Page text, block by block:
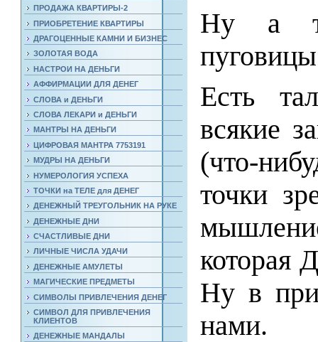
ПРОДАЖА КВАРТИРЫ-2
ПРИОБРЕТЕНИЕ КВАРТИРЫ
ДРАГОЦЕННЫЕ КАМНИ И БИЗНЕС
ЗОЛОТАЯ ВОДА
НАСТРОИ НА ДЕНЬГИ
АФФИРМАЦИИ ДЛЯ ДЕНЕГ
СЛОВА и ДЕНЬГИ
СЛОВА ЛЕКАРИ и ДЕНЬГИ
МАНТРЫ НА ДЕНЬГИ
ЦИФРОВАЯ МАНТРА 7753191
МУДРЫ НА ДЕНЬГИ
НУМЕРОЛОГИЯ УСПЕХА
ТОЧКИ на ТЕЛЕ для ДЕНЕГ
ДЕНЕЖНЫЙ ТРЕУГОЛЬНИК НА РУКЕ
ДЕНЕЖНЫЕ ДНИ
СЧАСТЛИВЫЕ ДНИ
ЛИЧНЫЕ ЧИСЛА УДАЧИ
ДЕНЕЖНЫЕ АМУЛЕТЫ
МАГИЧЕСКИЕ ПРЕДМЕТЫ
СИМВОЛЫ ПРИВЛЕЧЕНИЯ ДЕНЕГ
СИМВОЛ ДЛЯ ПРИВЛЕЧЕНИЯ
КЛИЕНТОВ
ДЕНЕЖНЫЕ МАНДАЛЫ
Ну а
Есть
всякие
(что-
точки
Ну в
нами.